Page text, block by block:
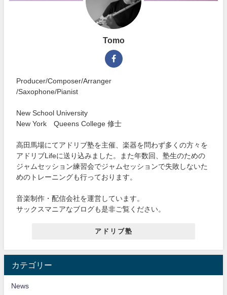
Tomo
Producer/Composer/Arranger
/Saxophone/Pianist
New School University
New York Queens College 修士
高田馬場にてアドリブ塾を主催、楽器を問わず多くの方々を
アドリブLifeに送り込みました。また年数回、塾生のための
ジャムセッション練習会でジャムセッションで失敗しないた
めのトレーニングも行っております。
音楽制作・配信会社を運営しています。
サックスマニアなブログも是非ご覧ください。
アドリブ塾
カテゴリー
News